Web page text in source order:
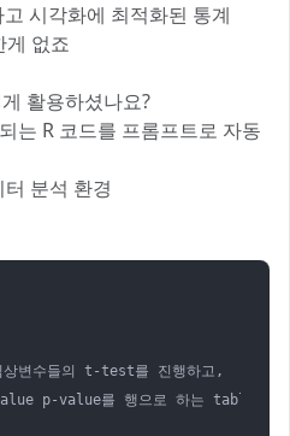
시각화에 최적화된 통계
없죠
활용하셨나요?
는 R 코드를 프롬프트로 자동
분석 환경
변수들의 t-test를 진행하고,
p-value를 행으로 하는 table을 만